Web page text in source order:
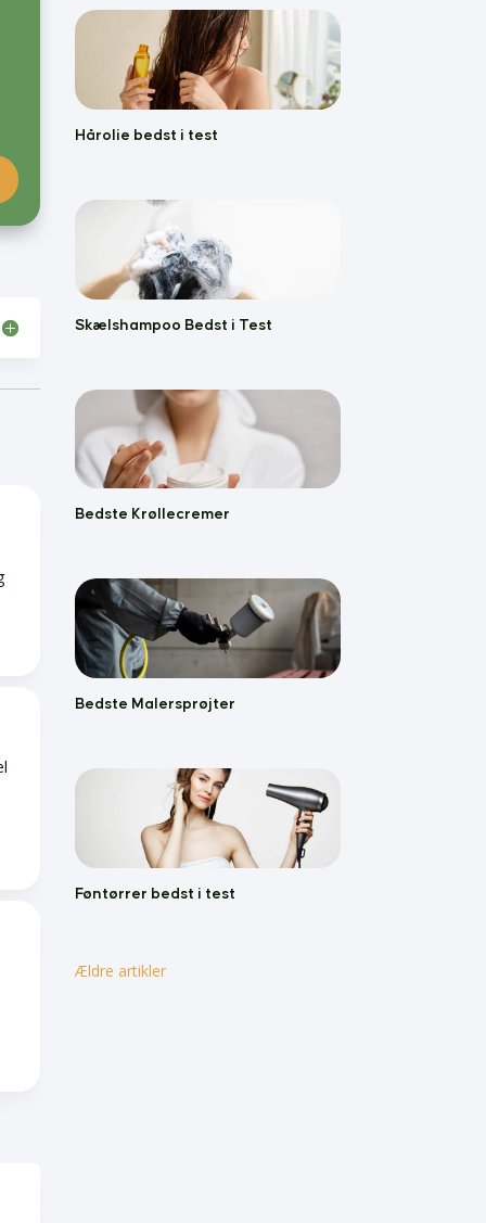
Hårolie bedst i test
Skælshampoo Bedst i Test
Bedste Krøllecremer
Bedste Malersprøjter
Føntørrer bedst i test
Ældre artikler